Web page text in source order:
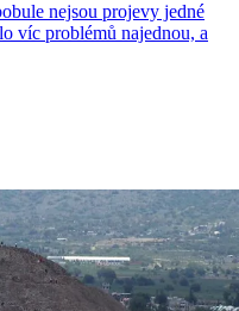
nejsou projevy jedné
víc problémů najednou, a